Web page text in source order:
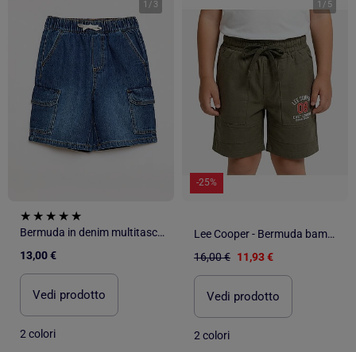
1 / 3
Bermuda in denim multitasche
13,00 €
Vedi prodotto
2 colori
1 / 5
-25%
Lee Cooper - Bermuda bambino
16,00 € 11,93 €
Vedi prodotto
2 colori